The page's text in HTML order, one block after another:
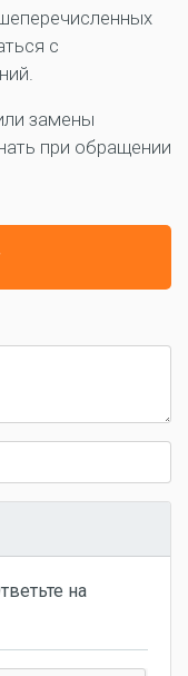
с
замены
при обращении
на